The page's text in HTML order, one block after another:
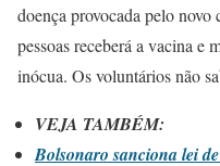
doença provocada pelo
pessoas receberá a vacina e
inócua. Os voluntários não
VEJA TAMBÉM:
Bolsonaro sanciona lei